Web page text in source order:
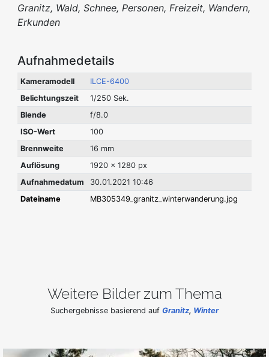
Granitz, Wald, Schnee, Personen, Freizeit, Wandern,
Erkunden
Aufnahmedetails
Kameramodell
ILCE-6400
Belichtungszeit
1/250 Sek.
Blende
f/8.0
ISO-Wert
100
Brennweite
16 mm
Auflösung
1920 x 1280 px
Aufnahmedatum
30.01.2021 10:46
Dateiname
MB305349_granitz_winterwanderung.jpg
Weitere Bilder zum Thema
Suchergebnisse basierend auf Granitz, Winter